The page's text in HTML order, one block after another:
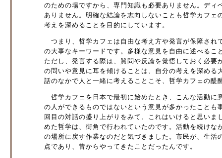
のための場ですから、専門知識も必要ありません。デ
ありません。明確な結論を志向しないことも哲学カフ
考えを深めることを目的にしています。
つまり、哲学カフェは自由な考え方や発言が保障され
の大事なキーワードです。多様な意見を自由に述べる
ただし、発言する際は、質問や反論を覚悟しておく必
の問いや意見に耳を傾けることは、自分の考えを深め
話のなかで人と一緒に考えることこそ、哲学カフェの醍
哲学カフェを日本で最初に始めたとき、こんな活動に
の人ができるものではないという意見が多かったこと
回目の対話の盛り上がりをみて、これはいけると思い
めた哲学は、街角で行われていたのです。活動を続け
の場所に戻す作業なのだと気づきました。市民が、生
点であり、昔からやってきたことだったんです。